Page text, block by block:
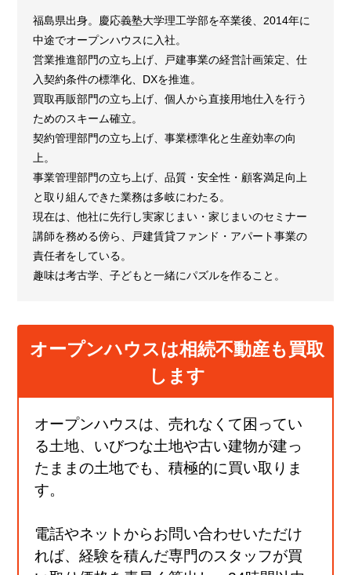
福島県出身。慶応義塾大学理工学部を卒業後、2014年に
中途でオープンハウスに入社。
営業推進部門の立ち上げ、戸建事業の経営計画策定、仕
入契約条件の標準化、DXを推進。
買取再販部門の立ち上げ、個人から直接用地仕入を行う
ためのスキーム確立。
契約管理部門の立ち上げ、事業標準化と生産効率の向
上。
事業管理部門の立ち上げ、品質・安全性・顧客満足向上
と取り組んできた業務は多岐にわたる。
現在は、他社に先行し実家じまい・家じまいのセミナー
講師を務める傍ら、戸建賃貸ファンド・アパート事業の
責任者をしている。
趣味は考古学、子どもと一緒にパズルを作ること。
オープンハウスは相続不動産も買取
します
オープンハウスは、売れなくて困ってい
る土地、いびつな土地や古い建物が建っ
たままの土地でも、積極的に買い取りま
す。
電話やネットからお問い合わせいただけ
れば、経験を積んだ専門のスタッフが買